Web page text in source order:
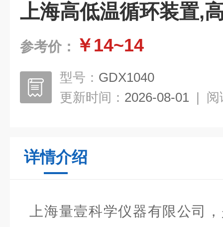
上海高低温循环装置,
参考价： ￥14~14
型号： GDX1040
更新时间： 2026-08-01 | 阅
详情介绍
上海量壹科学仪器有限公司